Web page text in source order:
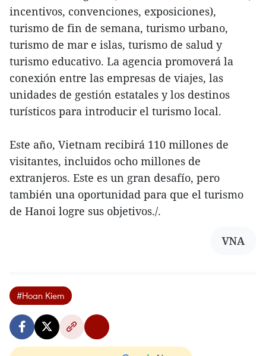
incentivos, convenciones, exposiciones),
turismo de fin de semana, turismo urbano,
turismo de mar e islas, turismo de salud y
turismo educativo. La agencia promoverá la
conexión entre las empresas de viajes, las
unidades de gestión estatales y los destinos
turísticos para introducir el turismo local.
Este año, Vietnam recibirá 110 millones de
visitantes, incluidos ocho millones de
extranjeros. Este es un gran desafío, pero
también una oportunidad para que el turismo
de Hanoi logre sus objetivos./.
VNA
#Hoan Kiem